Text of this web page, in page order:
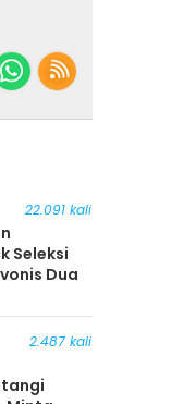
22.091 kali
Seleksi
Dua
2.487 kali